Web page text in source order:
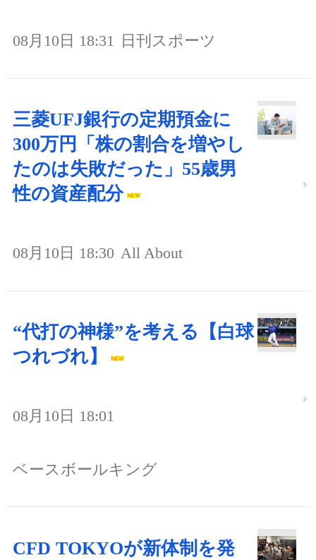
08月10日 18:31 日刊スポーツ
三菱UFJ銀行の定期預金に
300万円「株の割合を増やし
たのは失敗だった」55歳男
性の資産配分
08月10日 18:30 All About
“代打の神様”を考える【白球
つれづれ】
08月10日 18:01
ベースボールキング
CFD TOKYOが新体制を発